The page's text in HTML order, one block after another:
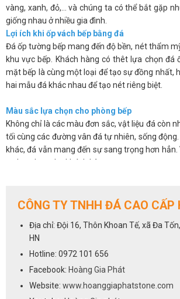
vàng, xanh, đỏ,… và chúng ta có thể bắt gặp
giống nhau ở nhiều gia đình.
Lợi ích khi ốp vách bếp bằng đá
Đá ốp tường bếp mang đến độ bền, nét thẩm
khu vực bếp. Khách hàng có thêt lựa chọn đá
mặt bếp là cùng một loại để tạo sự đồng nhất,
hai mẫu đá khác nhau để tạo nét riêng biệt.
Màu sắc lựa chọn cho phòng bếp
Không chỉ là các màu đơn sắc, vật liệu đá còn
tối cùng các đường vân đá tự nhiên, sống
khác, đá vẫn mang đến sự sang trọng hơn hẳn.
sự lựa chọn cho khách hàng.
giúp bạn sẽ dễ dàng vệ sinh và luôn mang lại sự
bếp. Chúng khắc phục được những hạn chế về
vừa mang đến vẻ sang trọng và độ bền cho sản
Cách lựa chọn đá cho phòng bếp
tất cả các dòng đá sử dụng để ốp mặt bếp đều
CÔNG TY TNHH ĐÁ CAO CẤP
Địa chỉ: Đội 16, Thôn Khoan Tế, xã Đa
HN
Hotline: 0972 101 656
Facebook: Hoàng Gia Phát
Website: www.hoanggiaphatstone.com